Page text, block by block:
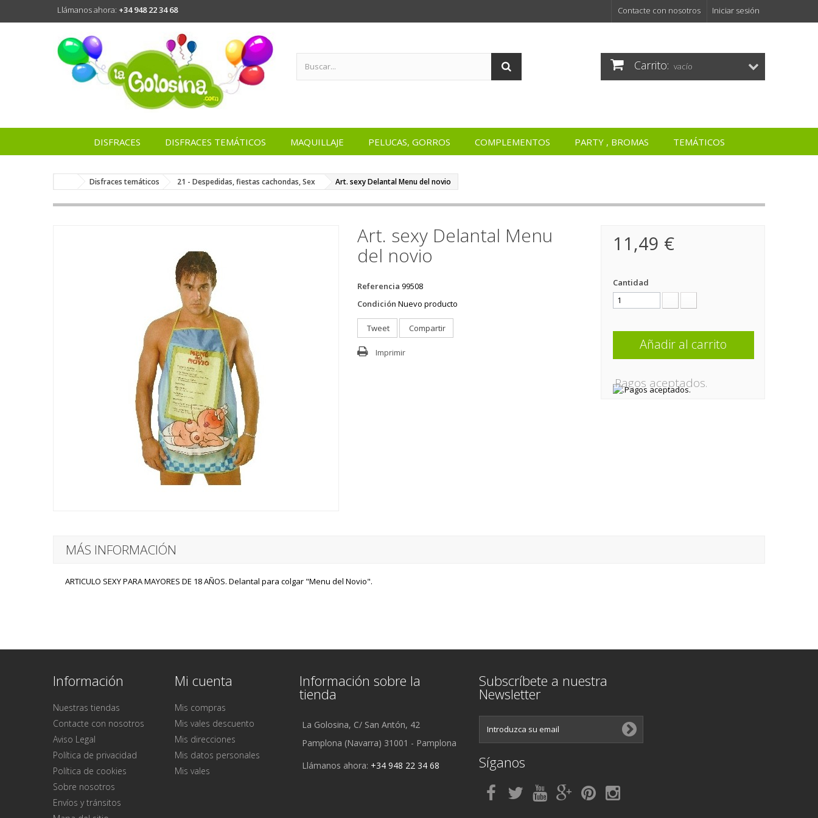
Iniciar sesión
Contacte con nosotros
Llámanos ahora: +34 948 22 34 68
Carrito: vacío
DISFRACES DISFRACES TEMÁTICOS MAQUILLAJE PELUCAS, GORROS COMPLEMENTOS PARTY , BROMAS TEMÁTICOS
Disfraces temáticos 21 - Despedidas, fiestas cachondas, Sex Art. sexy Delantal Menu del novio
Art. sexy Delantal Menu
del novio
Referencia 99508
Condición Nuevo producto
Tweet Compartir
Imprimir
11,49 €
Cantidad
Añadir al carrito
.Pagos aceptados.
MÁS INFORMACIÓN
ARTICULO SEXY PARA MAYORES DE 18 AÑOS. Delantal para colgar "Menu del Novio".
Información
Nuestras tiendas
Contacte con nosotros
Aviso Legal
Política de privacidad
Política de cookies
Sobre nosotros
Envíos y tránsitos
Mi cuenta
Mis compras
Mis vales descuento
Mis direcciones
Mis datos personales
Mis vales
Información sobre la
tienda
La Golosina, C/ San Antón, 42
Pamplona (Navarra) 31001 - Pamplona
Llámanos ahora: +34 948 22 34 68
Subscríbete a nuestra
Newsletter
Síganos